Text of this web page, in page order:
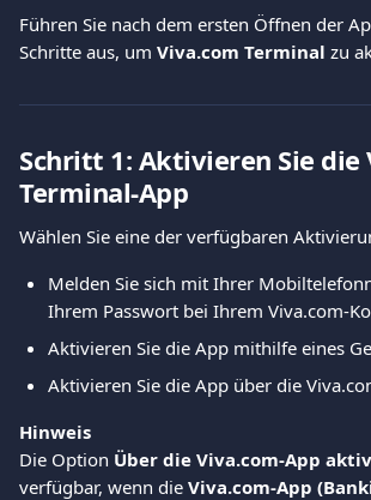
Führen Sie nach dem ersten Öffnen der
Schritte aus, um Viva.com Terminal zu
Schritt 1: Aktivieren Sie die
Terminal-App
Wählen Sie eine der verfügbaren
Melden Sie sich mit Ihrer
Ihrem Passwort bei Ihrem Viva.com-
Aktivieren Sie die App mithilfe eines
Aktivieren Sie die App über die
Hinweis
Die Option Über die Viva.com-App
verfügbar, wenn die Viva.com-App